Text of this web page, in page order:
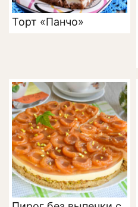
Торт «Панчо»